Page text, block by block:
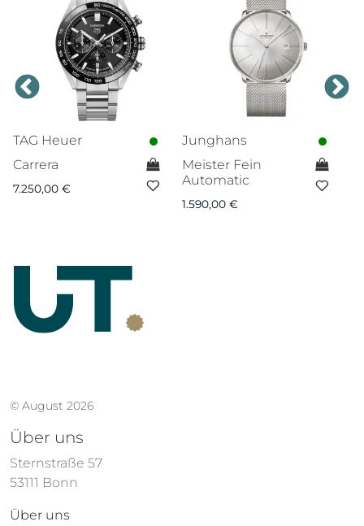
TAG Heuer
Carrera
7.250,00 €
Junghans
Meister Fein
Automatic
1.590,00 €
© August 2026
Über uns
Sternstraße 57
53111 Bonn
Über uns